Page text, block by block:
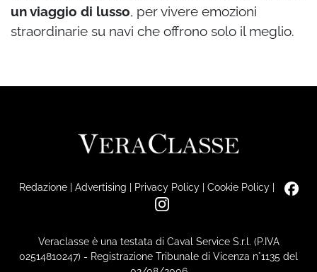
un viaggio di lusso, per vivere emozioni
straordinarie su navi che offrono solo il meglio.
Redazione| Advertising | Privacy Policy| Cookie Policy|
Veraclasse è una testata di Caval Service S.r.l. (P.IVA
02514810247) - Registrazione Tribunale di Vicenza n°1135 del